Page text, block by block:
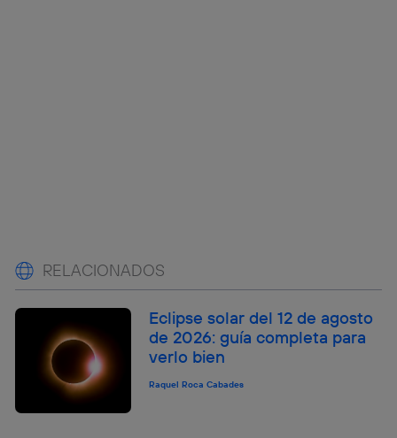
RELACIONADOS
Eclipse solar del 12 de agosto
de 2026: guía completa para
verlo bien
Raquel Roca Cabades